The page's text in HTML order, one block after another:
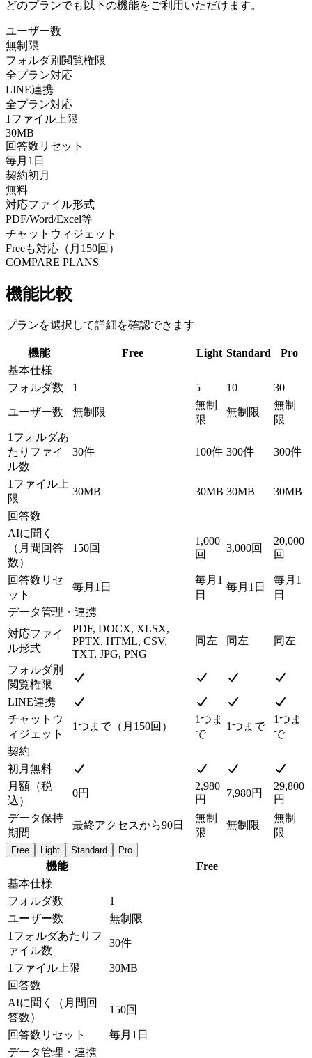
どのプランでも以下の機能をご利用いただけます。
ユーザー数
無制限
フォルダ別閲覧権限
全プラン対応
LINE連携
全プラン対応
1ファイル上限
30MB
回答数リセット
毎月1日
契約初月
無料
対応ファイル形式
PDF/Word/Excel等
チャットウィジェット
Freeも対応（月150回）
COMPARE PLANS
機能比較
プランを選択して詳細を確認できます
機能 Free Light Standard
Pro
基本仕様
フォルダ数
1 5 10 30
ユーザー数 無制限
無制
限
無制限
無制
限
1フォルダあ
たりファイ
ル数
30件 100件 300件 300件
1ファイル上
限
30MB 30MB 30MB 30MB
回答数
AIに聞く
（月間回答
数）
150回
1,000
回
3,000回
20,000
回
回答数リセ
ット
毎月1日
毎月1
日
毎月1日
毎月1
日
データ管理・連携
対応ファイ
ル形式
PDF, DOCX, XLSX,
PPTX, HTML, CSV,
TXT, JPG, PNG
同左 同左 同左
フォルダ別
閲覧権限
LINE連携
チャットウ
ィジェット
1つまで（月150回）
1つま
で
1つまで
1つま
で
契約
初月無料
月額（税
込）
0円
2,980
円
7,980円
29,800
円
データ保持
期間
最終アクセスから90日
無制
限
無制限
無制
限
Free Light Standard Pro
機能
Free
基本仕様
フォルダ数
1
ユーザー数
無制限
1フォルダあたりフ
ァイル数
30件
1ファイル上限
30MB
回答数
AIに聞く（月間回
答数）
150回
回答数リセット
毎月1日
データ管理・連携